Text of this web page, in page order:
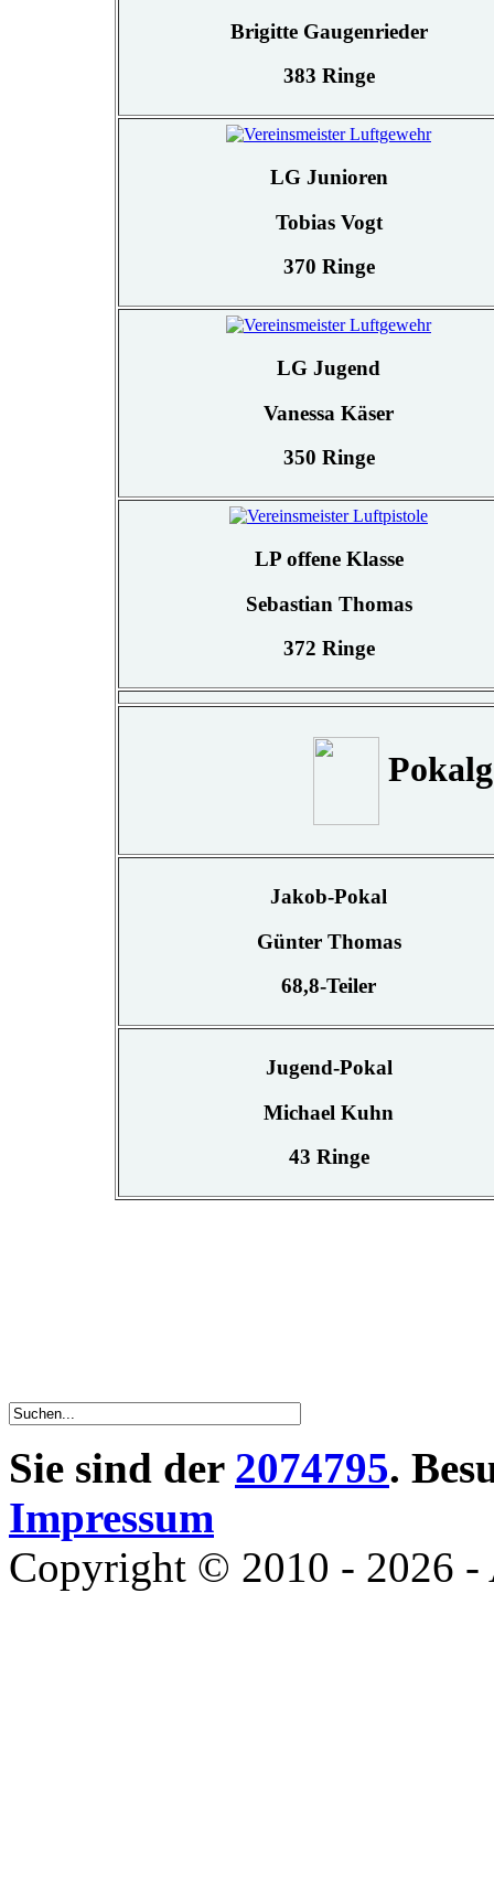
Brigitte Gaugenrieder
383 Ringe
LG Junioren
Tobias Vogt
370 Ringe
LG Jugend
Vanessa Käser
350 Ringe
LP offene Klasse
Sebastian Thomas
372 Ringe
Jakob-Pokal
Günter Thomas
68,8-Teiler
Jugend-Pokal
Michael Kuhn
43 Ringe
Sie sind der 2074795.
Impressum
Copyright © 2010 - 2026 -